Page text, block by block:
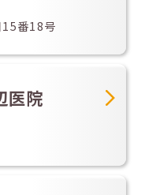
番18号
医院